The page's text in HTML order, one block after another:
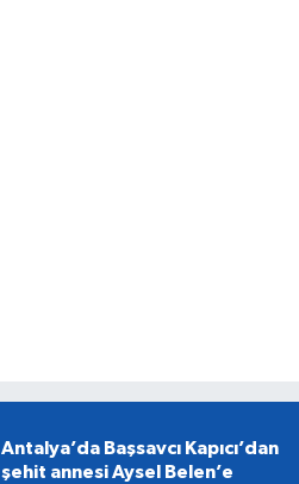
Antalya’da Başsavcı Kapıcı’dan
şehit annesi Aysel Belen’e